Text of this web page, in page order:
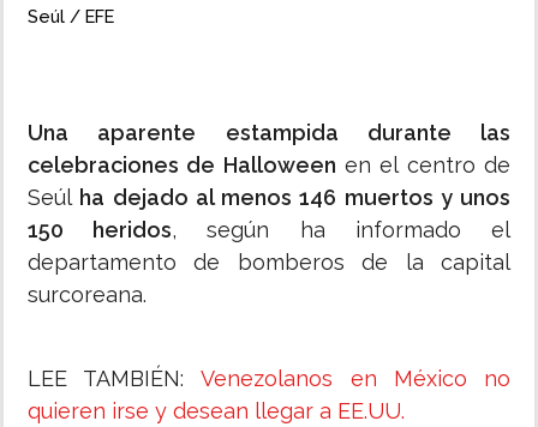
Seúl / EFE
Una aparente estampida durante las
celebraciones de Halloween en el centro de
Seúl ha dejado al menos 146 muertos y unos
150 heridos, según ha informado el
departamento de bomberos de la capital
surcoreana.
LEE TAMBIÉN:Venezolanos en México no
quieren irse y desean llegar a EE.UU.